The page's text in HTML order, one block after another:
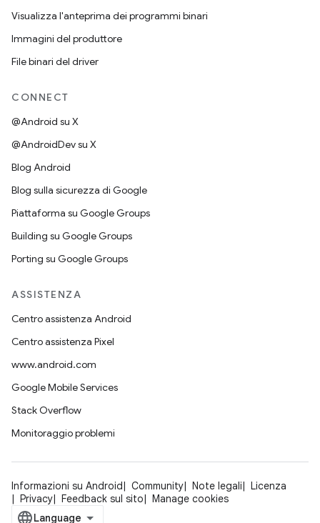
Visualizza l'anteprima dei programmi binari
Immagini del produttore
File binari del driver
CONNECT
@Android su X
@AndroidDev su X
Blog Android
Blog sulla sicurezza di Google
Piattaforma su Google Groups
Building su Google Groups
Porting su Google Groups
ASSISTENZA
Centro assistenza Android
Centro assistenza Pixel
www.android.com
Google Mobile Services
Stack Overflow
Monitoraggio problemi
Informazioni su Android Community Note legali
Licenza
Privacy
Feedback sul sito Manage cookies